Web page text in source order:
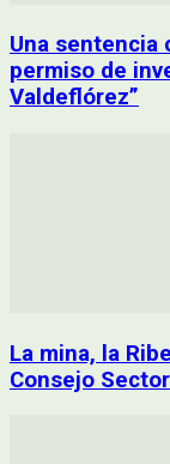
Una sentencia
permiso de
Valdeflórez”
La mina, la
Consejo